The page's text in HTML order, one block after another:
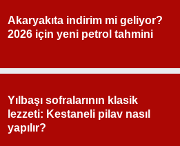
Akaryakıta indirim mi geliyor?
2026 için yeni petrol tahmini
Yılbaşı sofralarının klasik
lezzeti: Kestaneli pilav nasıl
yapılır?